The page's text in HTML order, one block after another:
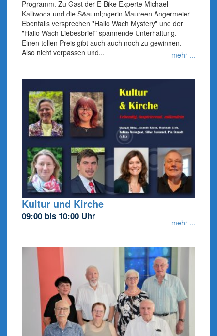
Programm. Zu Gast der E-Bike Experte Michael
Kalliwoda und die S&auml;ngerin Maureen Angermeier.
Ebenfalls versprechen "Hallo Wach Mystery" und der
"Hallo Wach Liebesbrief" spannende Unterhaltung.
Einen tollen Preis gibt auch auch noch zu gewinnen.
Also nicht verpassen und...
mehr ...
Kultur und Kirche
09:00 bis 10:00 Uhr
mehr ...